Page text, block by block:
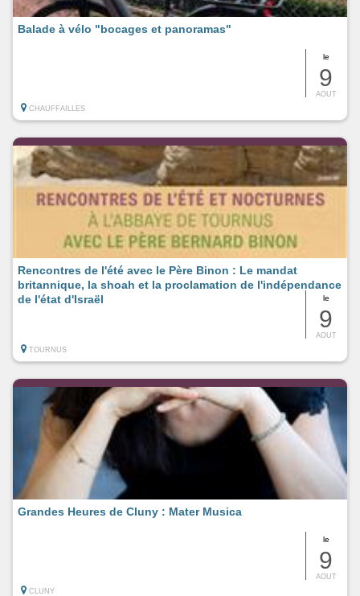
le
9
AOUT
Balade à vélo "bocages et panoramas"
CHAUFFAILLES
le
9
AOUT
Rencontres de l'été avec le Père Binon : Le mandat
britannique, la shoah et la proclamation de l'indépendance
de l'état d'Israël
TOURNUS
le
9
AOUT
Grandes Heures de Cluny : Mater Musica
CLUNY